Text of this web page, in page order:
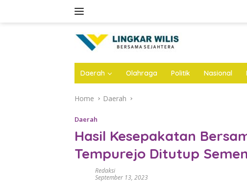
Daerah Olahraga Politik Nasional
Home Daerah
Daerah
Hasil Kesepakatan
Tempurejo Ditutup
Redaksi
September 13, 2023